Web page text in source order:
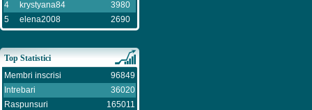
4
krystyana84
3980
5
elena2008 2690
Top Statistici
Membri inscrisi
96849
Intrebari
36020
Raspunsuri
165011